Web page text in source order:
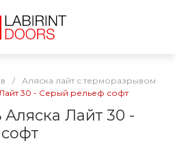
/
Аляска лайт с терморазрывом
30 - Серый рельеф софт
Лайт 30 -